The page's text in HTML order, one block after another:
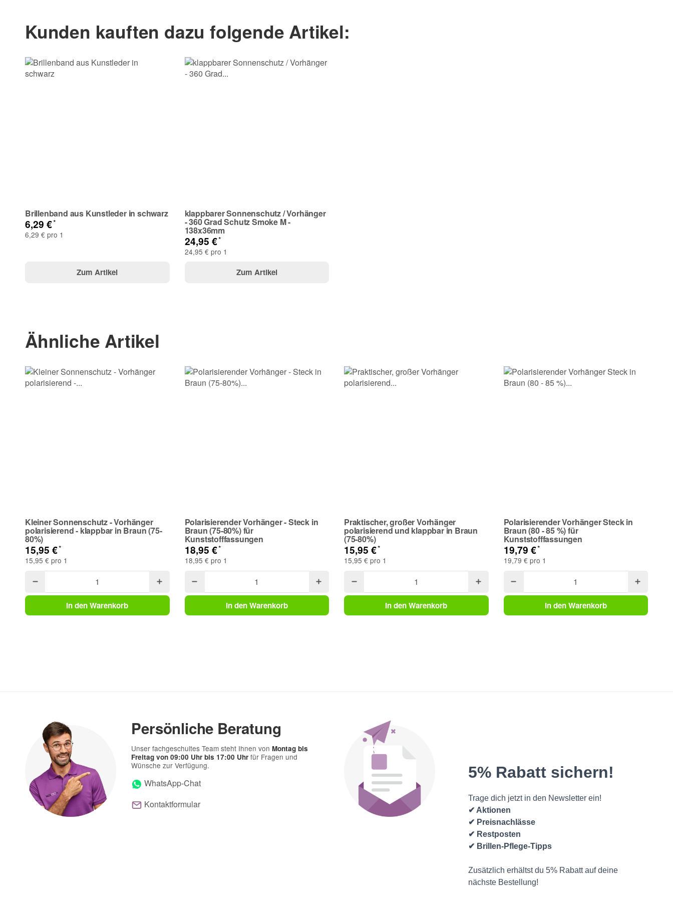
E-Mail
Bitte beachten Sie unsere Datenschutzerklärung
Frage abschicken
Kunden kauften dazu folgende Artikel:
Brillenband aus Kunstleder in schwarz
6,29 €*
6,29 € pro 1
Zum Artikel
klappbarer Sonnenschutz / Vorhänger
- 360 Grad Schutz Smoke M -
138x36mm
24,95 €*
24,95 € pro 1
Zum Artikel
Ähnliche Artikel
Kleiner Sonnenschutz - Vorhänger
polarisierend - klappbar in Braun (75-
80%)
15,95 €*
15,95 € pro 1
In den Warenkorb
Polarisierender Vorhänger - Steck in
Braun (75-80%) für
Kunststofffassungen
18,95 €*
18,95 € pro 1
In den Warenkorb
Praktischer, großer Vorhänger
polarisierend und klappbar in Braun
(75-80%)
15,95 €*
15,95 € pro 1
In den Warenkorb
Polarisierender Vorhänger Steck in
Braun (80 - 85 %) für
Kunststofffassungen
19,79 €*
19,79 € pro 1
In den Warenkorb
Persönliche Beratung
Unser fachgeschultes Team steht Ihnen von Montag bis
Freitag von 09:00 Uhr bis 17:00 Uhr für Fragen und
Wünsche zur Verfügung.
WhatsApp-Chat
Kontaktformular